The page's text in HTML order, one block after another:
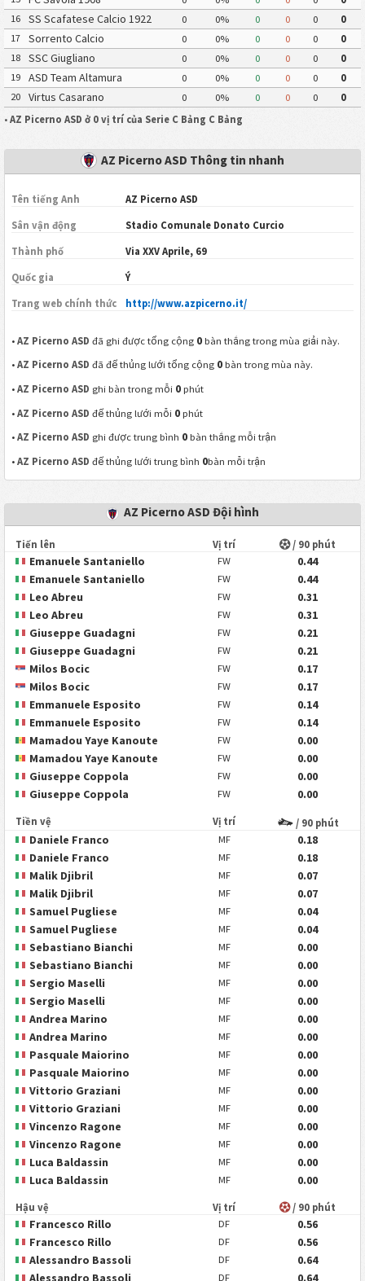
16
SS Scafatese Calcio 1922 0 0% 0 0 0
0
17
Sorrento Calcio 0 0% 0 0 0
0
18
SSC Giugliano 0 0% 0 0 0
0
19
ASD Team Altamura 0 0% 0 0 0
0
20
Virtus Casarano 0 0% 0 0 0
0
• AZ Picerno ASD ở 0 vị trí của Serie C Bảng C Bảng
AZ Picerno ASD Thông tin nhanh
Tên tiếng Anh AZ Picerno ASD
Sân vận động Stadio Comunale Donato Curcio
Thành phố Via XXV Aprile, 69
Quốc gia Ý
Trang web chính thức http://www.azpicerno.it/
•AZ Picerno ASD đã ghi được tổng cộng 0 bàn thắng trong mùa giải này.
•AZ Picerno ASD đã để thủng lưới tổng cộng 0 bàn trong mùa này.
•AZ Picerno ASD ghi bàn trong mỗi 0 phút
•AZ Picerno ASD để thủng lưới mỗi 0 phút
•AZ Picerno ASD ghi được trung bình 0 bàn thắng mỗi trận
•AZ Picerno ASD để thủng lưới trung bình 0bàn mỗi trận
AZ Picerno ASD Đội hình
Tiến lên Vị trí / 90 phút
Emanuele Santaniello FW
0.44
Emanuele Santaniello
FW
0.44
Leo Abreu
FW
0.31
Leo Abreu
FW
0.31
Giuseppe Guadagni
FW
0.21
Giuseppe Guadagni
FW
0.21
Milos Bocic
FW
0.17
Milos Bocic
FW
0.17
Emmanuele Esposito
FW
0.14
Emmanuele Esposito
FW
0.14
Mamadou Yaye Kanoute
FW
0.00
Mamadou Yaye Kanoute
FW
0.00
Giuseppe Coppola
FW
0.00
Giuseppe Coppola
FW 0.00
Tiền vệ Vị trí / 90 phút
Daniele Franco MF
0.18
Daniele Franco
MF
0.18
Malik Djibril
MF
0.07
Malik Djibril
MF
0.07
Samuel Pugliese
MF
0.04
Samuel Pugliese
MF
0.04
Sebastiano Bianchi
MF
0.00
Sebastiano Bianchi
MF
0.00
Sergio Maselli
MF
0.00
Sergio Maselli
MF
0.00
Andrea Marino
MF
0.00
Andrea Marino
MF
0.00
Pasquale Maiorino
MF
0.00
Pasquale Maiorino
MF
0.00
Vittorio Graziani
MF
0.00
Vittorio Graziani
MF
0.00
Vincenzo Ragone
MF
0.00
Vincenzo Ragone
MF
0.00
Luca Baldassin
MF
0.00
Luca Baldassin
MF 0.00
Hậu vệ Vị trí / 90 phút
Francesco Rillo DF
0.56
Francesco Rillo
DF
0.56
Alessandro Bassoli
DF
0.64
Alessandro Bassoli
DF 0.64